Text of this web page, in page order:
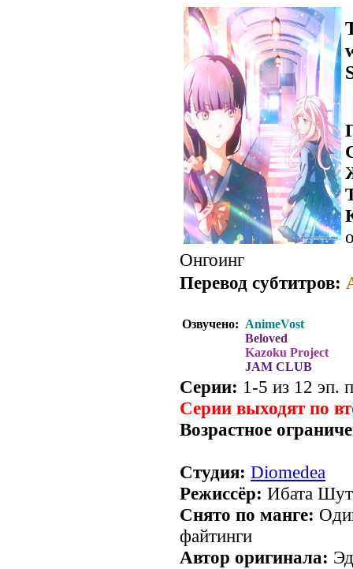
Онгоинг
Перевод субтитров:
Озвучено: AnimeVost
Beloved
Kazoku Project
JAM CLUB
Серии: 1-5 из 12 эп.
Серии выходят по
Возрастное
Студия: Diomedea
Режиссёр: Ибата
Снято по манге:
файтинги
Автор оригинала: